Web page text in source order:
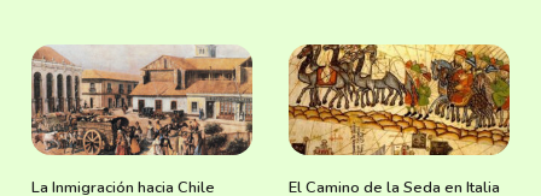
La Inmigración hacia Chile
El Camino de la Seda en Italia